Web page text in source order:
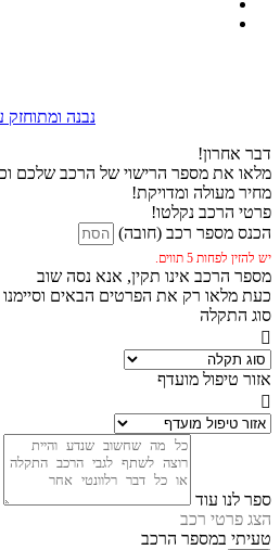
נבנה ומתוחזק
דבר אחרון!
מלאו את מספר הרישוי של הרכב שלכם
מחיר מעולה ומדויקת!
פרטי הרכב נקלטו!
הכנס מספר רכב (חובה)
יש להזין לפחות 5 תווים.
מספר הרכב אינו תקין, אנא נסה שוב
כעת מלאו רק את הפרטים הבאים וסיימנו
סוג התקלה
אזור טיפול מועדף
ספר לנו עוד
הצג פרטי רכב
טעיתי במספר הרכב